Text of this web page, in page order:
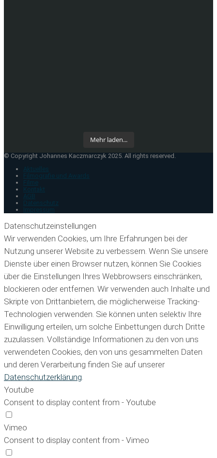
Mehr laden...
© Copyright Johannes Kaczmarczyk 2025. All rights reserved.
Aktuelles
Filmografie und Awards
Filme
Kontakt
AGB
Datenschutz
Impressum
Datenschutzeinstellungen
Wir verwenden Cookies, um Ihre Erfahrungen bei der
Nutzung unserer Website zu verbessern. Wenn Sie unsere
Dienste über einen Browser nutzen, können Sie Cookies
über die Einstellungen Ihres Webbrowsers einschränken,
blockieren oder entfernen. Wir verwenden auch Inhalte und
Skripte von Drittanbietern, die möglicherweise Tracking-
Technologien verwenden. Sie können unten selektiv Ihre
Einwilligung erteilen, um solche Einbettungen durch Dritte
zuzulassen. Vollständige Informationen zu den von uns
verwendeten Cookies, den von uns gesammelten Daten
und deren Verarbeitung finden Sie auf unserer
Datenschutzerklärung.
Youtube
Consent to display content from - Youtube
Vimeo
Consent to display content from - Vimeo